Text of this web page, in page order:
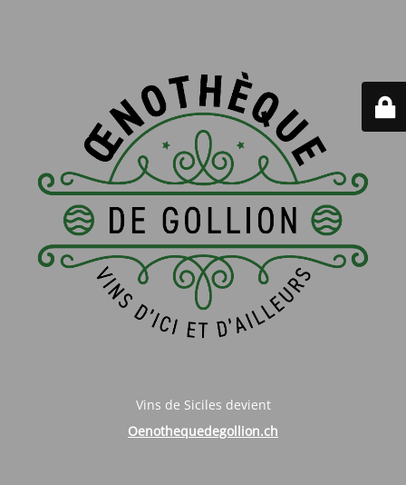
Vins de Siciles devient
Oenothequedegollion.ch